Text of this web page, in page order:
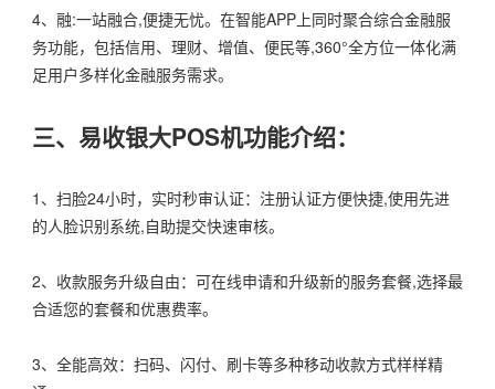
4、融:一站融合,便捷无忧。在智能APP上同时聚合综合金融服
务功能，包括信用、理财、增值、便民等,360°全方位一体化满
足用户多样化金融服务需求。
三、易收银大POS机功能介绍：
1、扫脸24小时，实时秒审认证：注册认证方便快捷,使用先进
的人脸识别系统,自助提交快速审核。
2、收款服务升级自由：可在线申请和升级新的服务套餐,选择最
合适您的套餐和优惠费率。
3、全能高效：扫码、闪付、刷卡等多种移动收款方式样样精